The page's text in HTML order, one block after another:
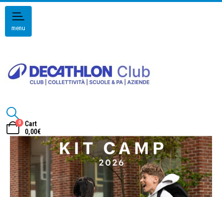
menu
0
Cart
0,00€